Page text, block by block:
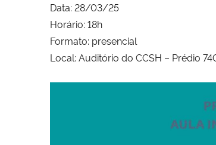
Data: 28/03/25
Horário: 18h
Formato: presencial
Local: Auditório do CCSH – Prédio